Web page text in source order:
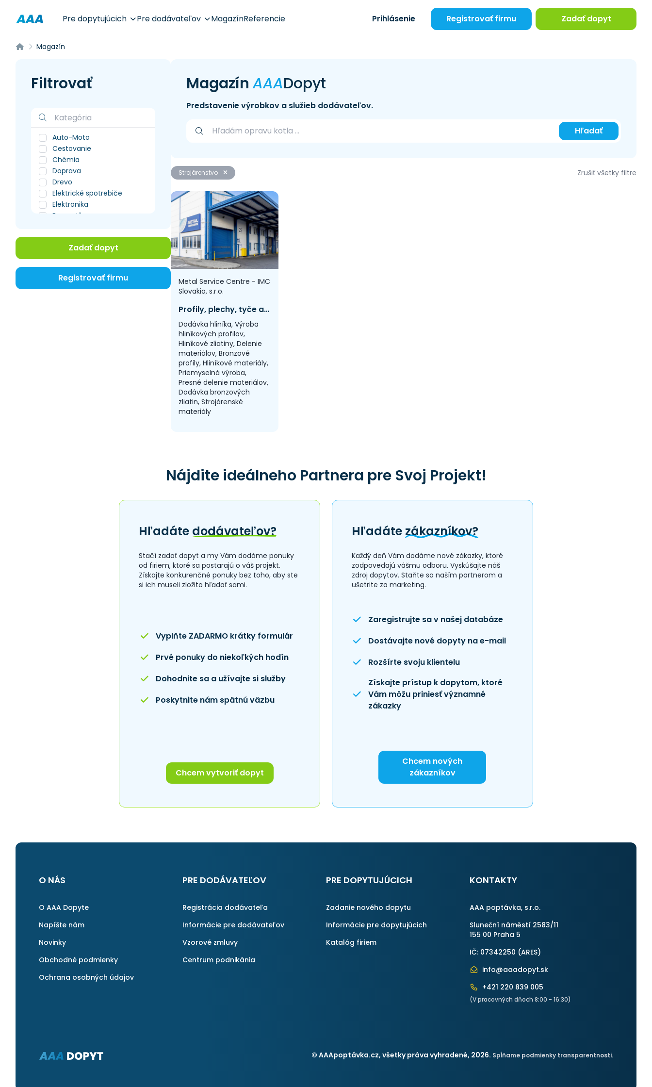
Pre dopytujúcich Pre dodávateľov MagazínReferencie Prihlásenie Registrovať firmu Zadať dopyt
Magazín
MagazínAAADopyt
Predstavenie výrobkov a služieb dodávateľov.
Hľadať
Strojárenstvo Zrušiť všetky filtre
Metal Service Centre - IMC
Slovakia, s.r.o.
Profily, plechy, tyče a rúry priamo od výrobcu
Dodávka hliníka, Výroba
hliníkových profilov,
Hliníkové zliatiny, Delenie
materiálov, Bronzové
profily, Hliníkové materiály,
Priemyselná výroba,
Presné delenie materiálov,
Dodávka bronzových
zliatin, Strojárenské
materiály
Filtrovať
Auto-Moto
Cestovanie
Chémia
Doprava
Drevo
Elektrické spotrebiče
Elektronika
Energetika
Odevy
Ostatné
Papier
Počítače
Zadať dopyt
Registrovať firmu
Nájdite ideálneho Partnera pre Svoj Projekt!
Hľadáte dodávateľov?
Stačí zadať dopyt a my Vám dodáme ponuky
od firiem, ktoré sa postarajú o váš projekt.
Získajte konkurenčné ponuky bez toho, aby ste
si ich museli zložito hľadať sami.
Vyplňte ZADARMO krátky formulár
Prvé ponuky do niekoľkých hodín
Dohodnite sa a užívajte si služby
Poskytnite nám spätnú väzbu
Chcem vytvoriť dopyt
Hľadáte zákazníkov?
Každý deň Vám dodáme nové zákazky, ktoré
zodpovedajú vášmu odboru. Vyskúšajte náš
zdroj dopytov. Staňte sa naším partnerom a
ušetrite za marketing.
Zaregistrujte sa v našej databáze
Dostávajte nové dopyty na e-mail
Rozšírte svoju klientelu
Získajte prístup k dopytom, ktoré
Vám môžu priniesť významné
zákazky
Chcem nových
zákazníkov
O NÁS
O AAA Dopyte
Napíšte nám
Novinky
Obchodné podmienky
Ochrana osobných údajov
PRE DODÁVATEĽOV
Registrácia dodávateľa
Informácie pre dodávateľov
Vzorové zmluvy
Centrum podnikánia
PRE DOPYTUJÚCICH
Zadanie nového dopytu
Informácie pre dopytujúcich
Katalóg firiem
KONTAKTY
AAA poptávka, s.r.o.
Sluneční náměstí 2583/11
155 00 Praha 5
IČ: 07342250 (ARES)
info@aaadopyt.sk
+421 220 839 005
(V pracovných dňoch 8:00 - 16:30)
© AAApoptávka.cz, všetky práva vyhradené, 2026. Spĺňame podmienky transparentnosti.